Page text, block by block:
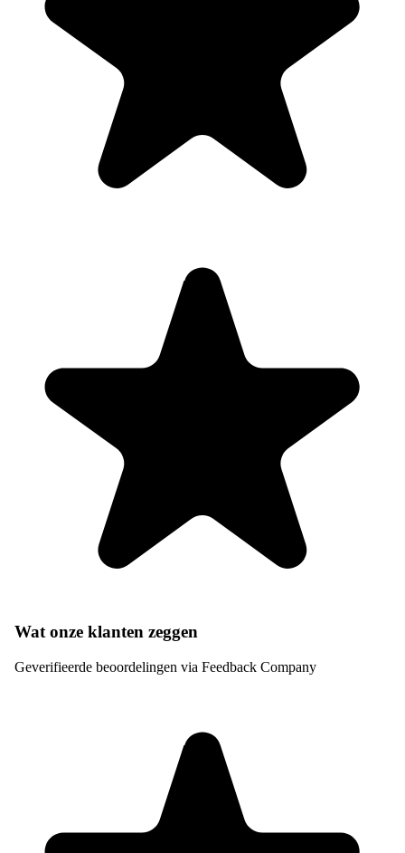
Wat onze klanten zeggen
Geverifieerde beoordelingen via Feedback Company